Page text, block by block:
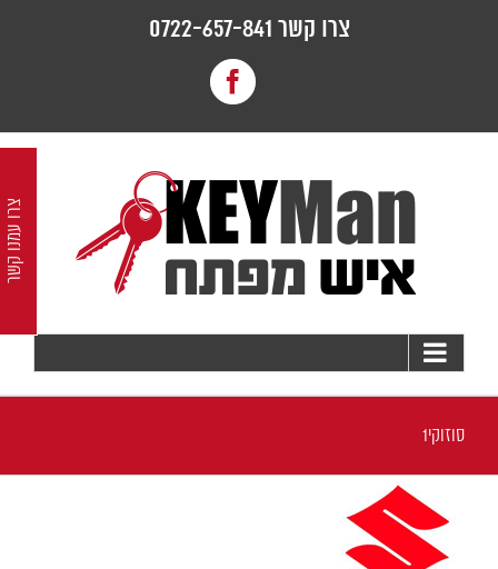
צרו קשר 0722-657-841
Facebook
סוזוקי1
צרו עמנו קשר